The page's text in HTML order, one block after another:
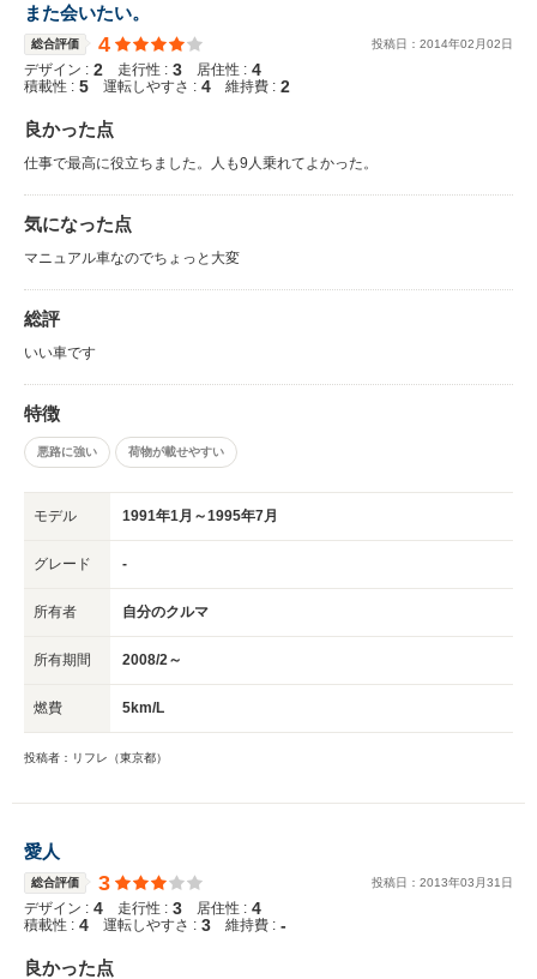
また会いたい。
総合評価 4 投稿日： 2014年02 月02日
デザイン : 2 走行性 : 3 居住性 : 4
積載性 : 5 運転しやすさ : 4 維持費 : 2
良かった点
仕事で最高に役立ちました。人も9人乗れてよかった。
気になった点
マニュアル車なのでちょっと大変
総評
いい車です
特徴
悪路に強い 荷物が載せやすい
モデル 1991年1月～1995年7月
グレード -
所有者 自分のクルマ
所有期間 2008/2～
燃費 5km/L
投稿者：リフレ（東京都）
愛人
総合評価 3 投稿日： 2013年03 月31 日
デザイン : 4 走行性 : 3 居住性 : 4
積載性 : 4 運転しやすさ : 3 維持費 : -
良かった点